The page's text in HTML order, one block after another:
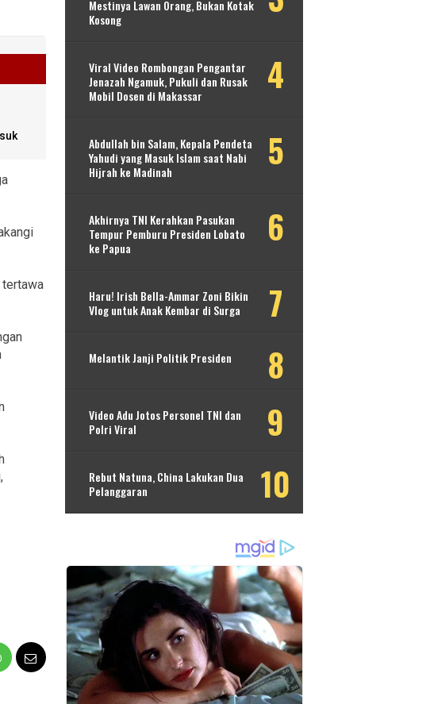
tertawa
Mestinya Lawan Orang, Bukan Kotak
Kosong
Viral Video Rombongan Pengantar
Jenazah Ngamuk, Pukuli dan Rusak
Mobil Dosen di Makassar
Abdullah bin Salam, Kepala Pendeta
Yahudi yang Masuk Islam saat Nabi
Hijrah ke Madinah
Akhirnya TNI Kerahkan Pasukan
Tempur Pemburu Presiden Lobato
ke Papua
Haru! Irish Bella-Ammar Zoni Bikin
Vlog untuk Anak Kembar di Surga
Melantik Janji Politik Presiden
Video Adu Jotos Personel TNI dan
Polri Viral
Rebut Natuna, China Lakukan Dua
Pelanggaran